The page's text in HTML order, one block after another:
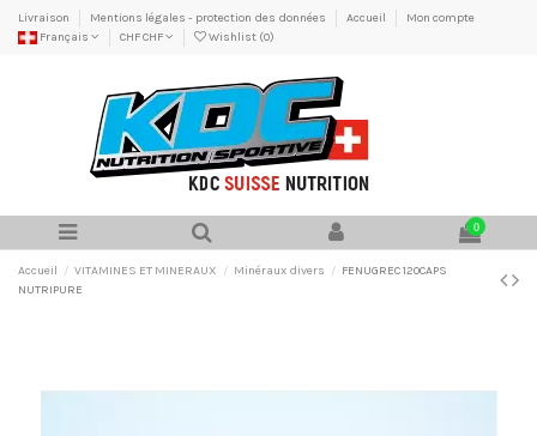
Livraison Mentions légales - protection des données Accueil
Mon compte
Français
CHF CHF Wishlist (0)
0
Accueil VITAMINES ET MINERAUX Minéraux divers
FENUGREC 120CAPS
NUTRIPURE